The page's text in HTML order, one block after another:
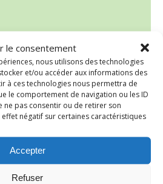
le consentement
nous utilisons des technologies
et/ou accéder aux informations des
à ces technologies nous permettra de
le comportement de navigation ou les ID
ne pas consentir ou de retirer son
négatif sur certaines caractéristiques
Accepter
Refuser